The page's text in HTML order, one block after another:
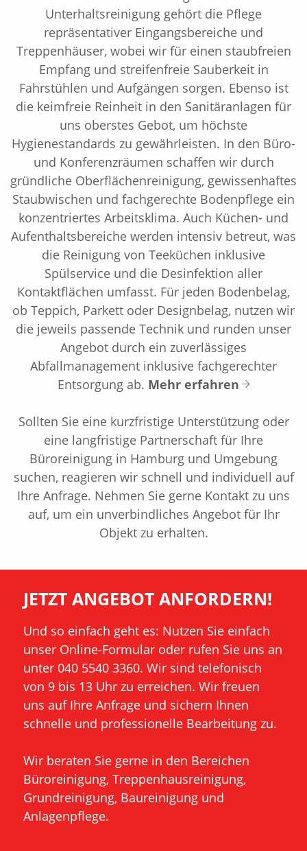
Unterhaltsreinigung gehört die Pflege
repräsentativer Eingangsbereiche und
Treppenhäuser, wobei wir für einen staubfreien
Empfang und streifenfreie Sauberkeit in
Fahrstühlen und Aufgängen sorgen. Ebenso ist
die keimfreie Reinheit in den Sanitäranlagen für
uns oberstes Gebot, um höchste
Hygienestandards zu gewährleisten. In den Büro-
und Konferenzräumen schaffen wir durch
gründliche Oberflächenreinigung, gewissenhaftes
Staubwischen und fachgerechte Bodenpflege ein
konzentriertes Arbeitsklima. Auch Küchen- und
Aufenthaltsbereiche werden intensiv betreut, was
die Reinigung von Teeküchen inklusive
Spülservice und die Desinfektion aller
Kontaktflächen umfasst. Für jeden Bodenbelag,
ob Teppich, Parkett oder Designbelag, nutzen wir
die jeweils passende Technik und runden unser
Angebot durch ein zuverlässiges
Abfallmanagement inklusive fachgerechter
Entsorgung ab. Mehr erfahren
In einer Welt voller anonymer Dienstleister
und persönliche Nähe. Als inhabergeführte
Reinigungsfirma in Hamburg wissen wir genau,
worauf es im lokalen Gewerbe ankommt. Unser
Fundament bildet dabei unser zuverlässiges
Fachpersonal, das fest angestellt, hervorragend
ausgebildet ist und kontinuierlich geschult wird.
Gemeinsam mit Ihnen erarbeiten wir ein
und individuellen Bedürfnisse Ihres Objekts
zugeschnitten ist. Durch den Einsatz modernster
Technik sowie umweltschonender
Reinigungsmittel garantieren wir Effizienz und
Nachhaltigkeit. Unsere Qualitätssicherung wird
durch regelmäßige Objektkontrollen unserer
erfahrenen Objektleiter sowie den direkten,
hanseatisch ehrlichen Austausch mit Ihnen
Neben der regelmäßigen Unterhaltsreinigung
bieten wir Ihnen spezialisierte Sonderreinigungen
an, die Sie flexibel nach Bedarf oder in festen
Sollten Sie eine kurzfristige Unterstützung oder
eine langfristige Partnerschaft für Ihre
Büroreinigung in Hamburg und Umgebung
suchen, reagieren wir schnell und individuell auf
Ihre Anfrage. Nehmen Sie gerne Kontakt zu uns
auf, um ein unverbindliches Angebot für Ihr
Objekt zu erhalten.
JETZT ANGEBOT ANFORDERN!
Und so einfach geht es: Nutzen Sie einfach
unser Online-Formular oder rufen Sie uns an
unter 040 5540 3360. Wir sind telefonisch
von 9 bis 13 Uhr zu erreichen. Wir freuen
uns auf Ihre Anfrage und sichern Ihnen
schnelle und professionelle Bearbeitung zu.
Wir beraten Sie gerne in den Bereichen
Büroreinigung, Treppenhausreinigung,
Grundreinigung, Baureinigung und
Anlagenpflege.